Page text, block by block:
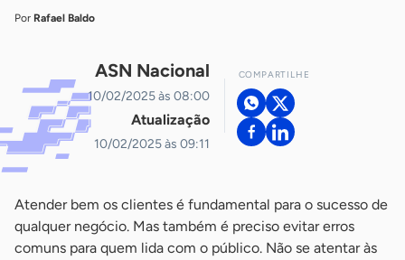
Por Rafael Baldo
ASN Nacional
10/02/2025 às 08:00
Atualização
10/02/2025 às 09:11
COMPARTILHE
Atender bem os clientes é fundamental para o sucesso de
qualquer negócio. Mas também é preciso evitar erros
comuns para quem lida com o público. Não se atentar às